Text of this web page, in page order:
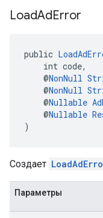
LoadAdError
public
int code,
@NonNull
@NonNull
@Nullable
@Nullable
)
Создает
Параметры